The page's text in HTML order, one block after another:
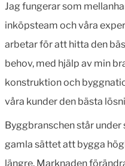
Jag fungerar som
inköpsteam och våra
arbetar för att hitta den
behov, med hjälp av min
konstruktion och
våra kunder den bästa
Byggbranschen står
gamla sättet att bygga
längre. Marknaden